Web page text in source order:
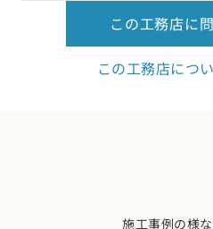
この工務店につ
建てら